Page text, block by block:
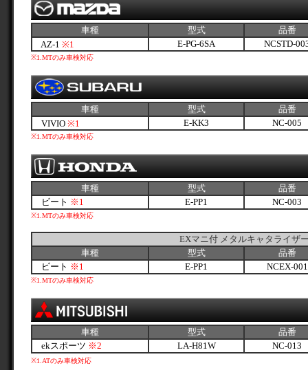
車種 型式
品番
AZ-1 ※1 E-PG-6SA NCSTD-
※1 .MTのみ車検対応
車種 型式
品番
VIVIO ※1 E-KK3 NC-005
※1 .MTのみ車検対応
車種 型式
品番
ビート ※1 E-PP1 NC-003
※1 .MTのみ車検対応
EXマニ付 メタルキャタライザ
車種
型式
品番
ビート ※1 E-PP1 NCEX-001
※1 .MTのみ車検対応
車種 型式
品番
ekスポーツ ※2 LA-H81W NC-013
※1 .ATのみ車検対応